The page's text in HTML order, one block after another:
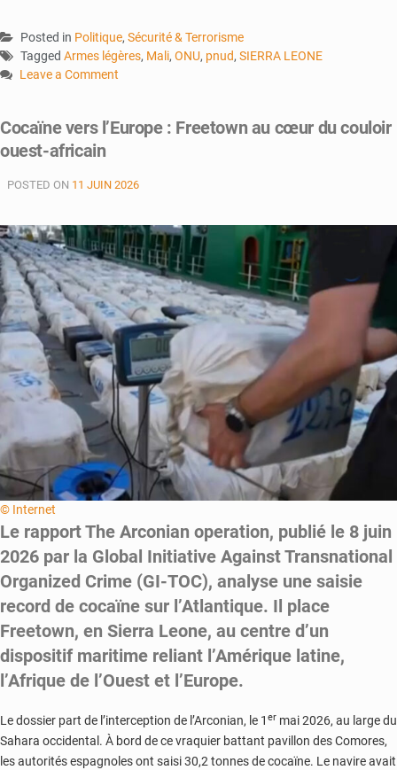
Posted in Politique, Sécurité & Terrorisme
Tagged Armes légères, Mali, ONU, pnud, SIERRA LEONE
Leave a Comment
Leone
:
pour
Cocaïne vers l’Europe : Freetown au cœur du couloir
ouest-africain
POSTED ON 11 JUIN 2026
© Internet
Le rapport The Arconian operation, publié le 8 juin
2026 par la Global Initiative Against Transnational
Organized Crime (GI-TOC), analyse une saisie
record de cocaïne sur l’Atlantique. Il place
Freetown, en Sierra Leone, au centre d’un
dispositif maritime reliant l’Amérique latine,
l’Afrique de l’Ouest et l’Europe.
Le dossier part de l’interception de l’Arconian, le 1 er mai 2026, au large du
Sahara occidental. À bord de ce vraquier battant pavillon des Comores,
les autorités espagnoles ont saisi 30,2 tonnes de cocaïne. Le navire avait